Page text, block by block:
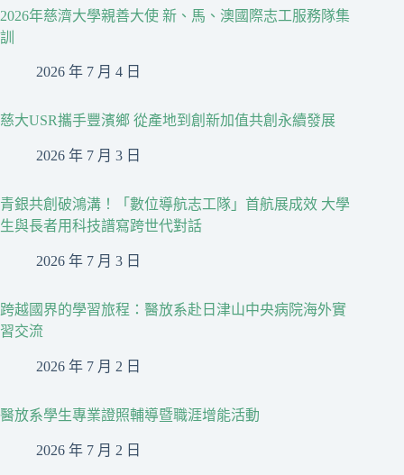
2026年慈濟大學親善大使 新、馬、澳國際志工服務隊集
訓
2026 年 7 月 4 日
慈大USR攜手豐濱鄉 從產地到創新加值共創永續發展
2026 年 7 月 3 日
青銀共創破鴻溝！「數位導航志工隊」首航展成效 大學
生與長者用科技譜寫跨世代對話
2026 年 7 月 3 日
跨越國界的學習旅程：醫放系赴日津山中央病院海外實
習交流
2026 年 7 月 2 日
醫放系學生專業證照輔導暨職涯增能活動
2026 年 7 月 2 日